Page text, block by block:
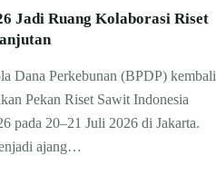
Jadi Ruang Kolaborasi Riset
Dana Perkebunan (BPDP) kembali
Pekan Riset Sawit Indonesia
pada 20–21 Juli 2026 di Jakarta.
ajang…